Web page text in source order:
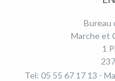
Bureau
Marche et
1
Tel: 05 55 67 17 13 -